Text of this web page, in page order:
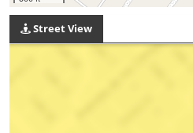
Street View